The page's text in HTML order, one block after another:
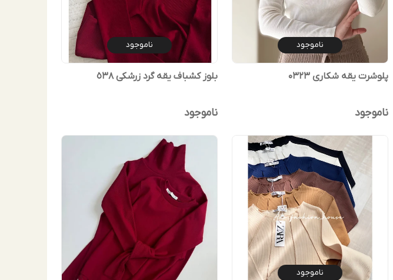
ناموجود
پلوشرت یقه شکاری 0323
ناموجود
ناموجود
بلوز کشباف یقه گرد زرشکی ٥٣٨
ناموجود
ناموجود